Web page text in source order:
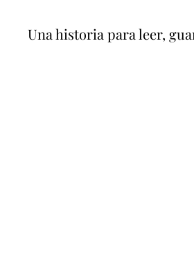
Una historia para leer,